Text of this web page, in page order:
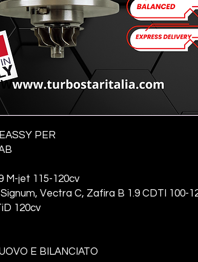
PER
M-jet 115-120cv
Vectra C, Zafira B 1.9 CDTI 100-
120cv
E BILANCIATO